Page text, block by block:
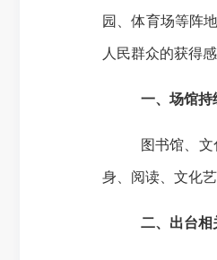
园、体育场等阵地
人民群众的获得
一、场馆持
图书馆、
身、阅读、文化
二、 出台相